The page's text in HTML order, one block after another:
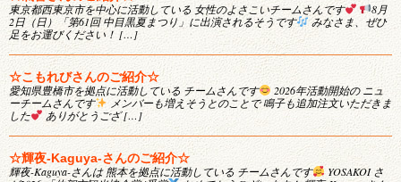
東京都西東京市を中心に活動している 女性のよさこいチームさんです
8月
2日（日）「第61回 中目黒夏まつり」に出演されるそうです
みなさま、ぜひ
足をお運びください！ […]
☆こもれびさんのご紹介☆
愛知県豊橋市を拠点に活動している チームさんです
2026年活動開始の ニュ
ーチームさんです
メンバーも増えそうとのことで 鳴子も追加注文いただきま
した
ありがとうござ […]
☆輝夜-Kaguya-さんのご紹介☆
輝夜-Kaguya-さんは 熊本を拠点に活動している チームさんです
YOSAKOI さ